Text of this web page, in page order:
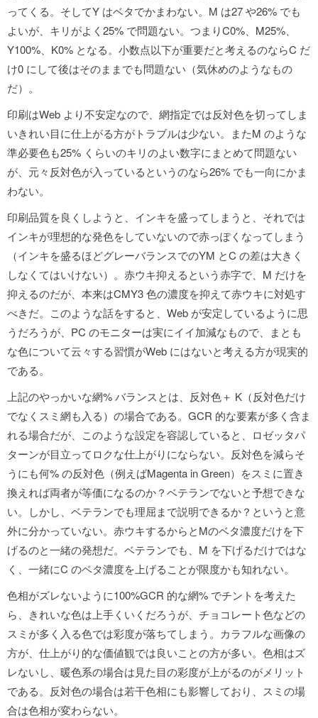
ってくる。そしてY はベタでかまわない。M は27 や26% でも
よいが、キリがよく25% で問題ない。つまりC0%、M25%、
Y100%、K0% となる。小数点以下が重要だと考えるのならC だ
け0 にして後はそのままでも問題ない（気休めのようなもの
だ）。
印刷はWeb より不安定なので、網指定では反対色を切ってしま
いきれい目に仕上がる方がトラブルは少ない。またM のような
準必要色も25% くらいのキリのよい数字にまとめて問題ない
が、元々反対色が入っているというのなら26% でも一向にかま
わない。
印刷品質を良くしようと、インキを盛ってしまうと、それでは
インキが理想的な発色をしていないので赤っぽくなってしまう
（インキを盛るほどグレーバランスでのYM とC の差は大きく
しなくてはいけない）。赤ウキ抑えるという赤字で、M だけを
抑えるのだが、本来はCMY3 色の濃度を抑えて赤ウキに対処す
べきだ。このような話をすると、Web が安定しているように思
うだろうが、PC のモニターは実にイイ加減なもので、まとも
な色について云々する習慣がWeb にはないと考える方が現実的
である。
上記のやっかいな網% バランスとは、反対色＋ K（反対色だけ
でなくスミ網も入る）の場合である。GCR 的な要素が多く含ま
れる場合だが、このような設定を容認していると、ロゼッタパ
ターンが目立ってロクな仕上がりにならない。反対色を減らそ
うにも何% の反対色（例えばMagenta in Green）をスミに置き
換えれば両者が等価になるのか？ベテランでないと予想できな
い。しかし、ベテランでも理屈まで説明できるか？というと意
外に分かっていない。赤ウキするからとMのベタ濃度だけを下
げるのと一緒の発想だ。ベテランでも、M を下げるだけではな
く、一緒にC のベタ濃度を上げることが限度かも知れない。
色相がズレないように100%GCR 的な網% でチントを考えた
ら、きれいな色は上手くいくだろうが、チョコレート色などの
スミが多く入る色では彩度が落ちてしまう。カラフルな画像の
方が、仕上がり的な価値観では良いことの方が多い。色相はズ
レないし、暖色系の場合は見た目の彩度が上がるのがメリット
である。反対色の場合は若干色相にも影響しており、スミの場
合は色相が変わらない。